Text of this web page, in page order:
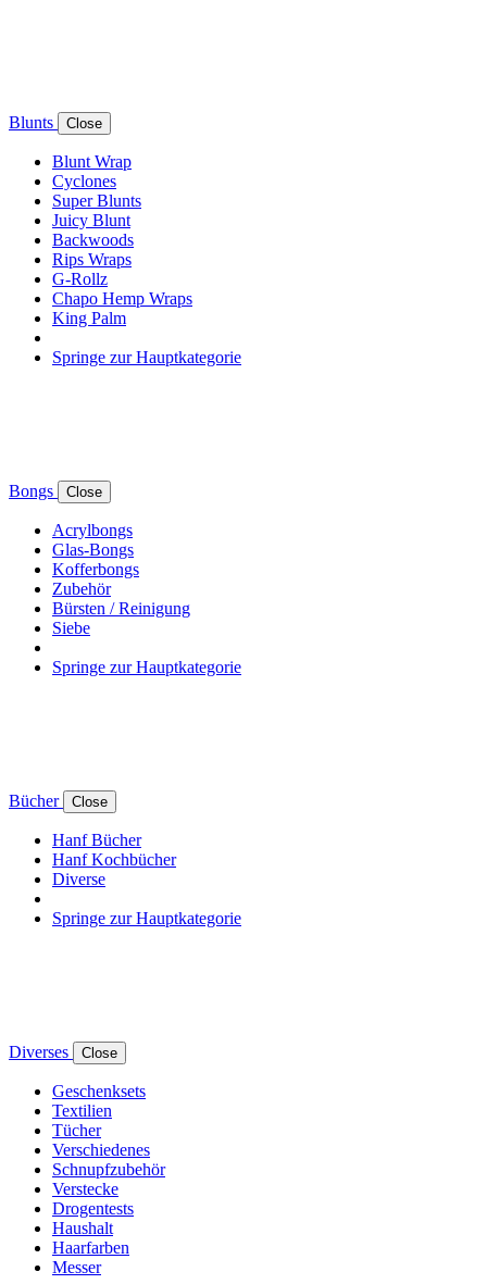
Blunts Close
Blunt Wrap
Cyclones
Super Blunts
Juicy Blunt
Backwoods
Rips Wraps
G-Rollz
Chapo Hemp Wraps
King Palm
Springe zur Hauptkategorie
Bongs Close
Acrylbongs
Glas-Bongs
Kofferbongs
Zubehör
Bürsten / Reinigung
Siebe
Springe zur Hauptkategorie
Bücher Close
Hanf Bücher
Hanf Kochbücher
Diverse
Springe zur Hauptkategorie
Diverses Close
Geschenksets
Textilien
Tücher
Verschiedenes
Schnupfzubehör
Verstecke
Drogentests
Haushalt
Haarfarben
Messer